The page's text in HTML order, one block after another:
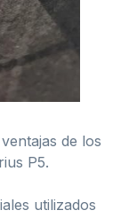
de los
P5.
utilizados